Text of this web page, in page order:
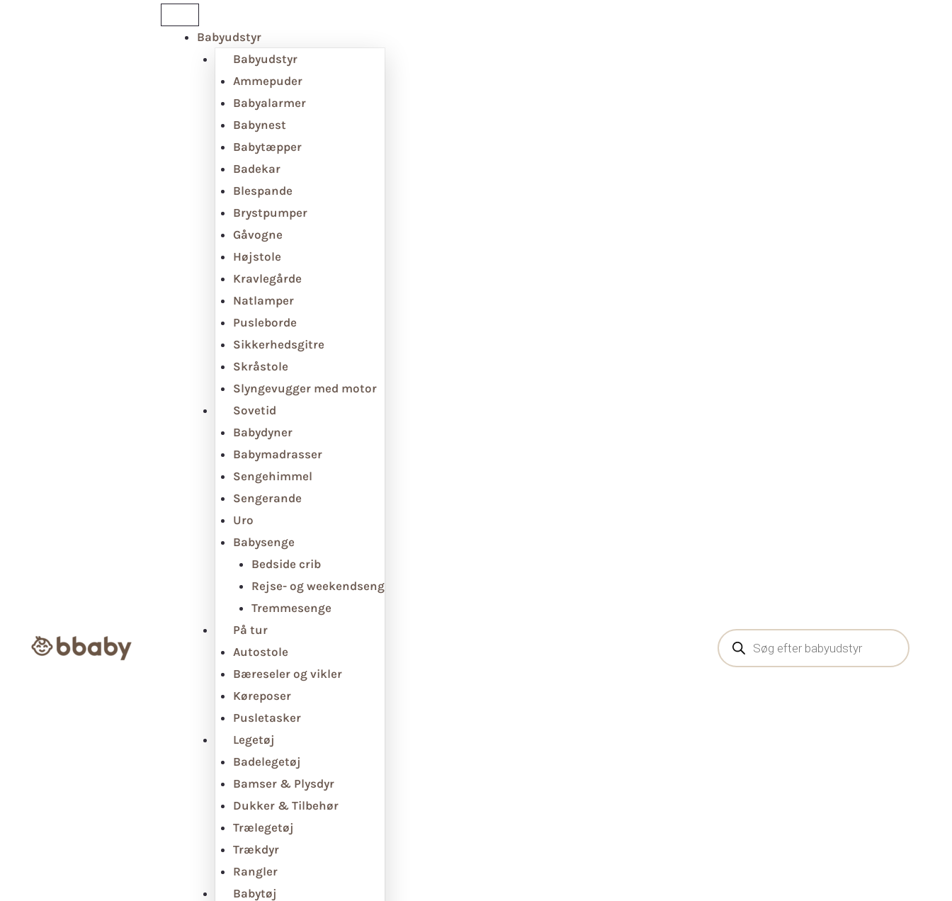
Babyudstyr
Babyudstyr
Ammepuder
Babyalarmer
Babynest
Babytæpper
Badekar
Blespande
Brystpumper
Gåvogne
Højstole
Kravlegårde
Natlamper
Pusleborde
Sikkerhedsgitre
Skråstole
Slyngevugger med motor
Sovetid
Babydyner
Babymadrasser
Sengehimmel
Sengerande
Uro
Babysenge
Bedside crib
Rejse- og weekendseng
Tremmesenge
På tur
Autostole
Bæreseler og vikler
Køreposer
Pusletasker
Legetøj
Badelegetøj
Bamser & Plysdyr
Dukker & Tilbehør
Trælegetøj
Trækdyr
Rangler
Babytøj